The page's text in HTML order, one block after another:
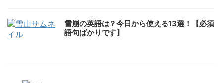
雪崩の英語は？今日から使える13選！【必須
語句ばかりです】